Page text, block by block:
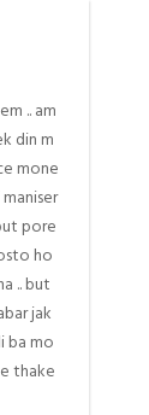
.. am
din m
mone
pore
ho
.. but
jak
ba mo
thake